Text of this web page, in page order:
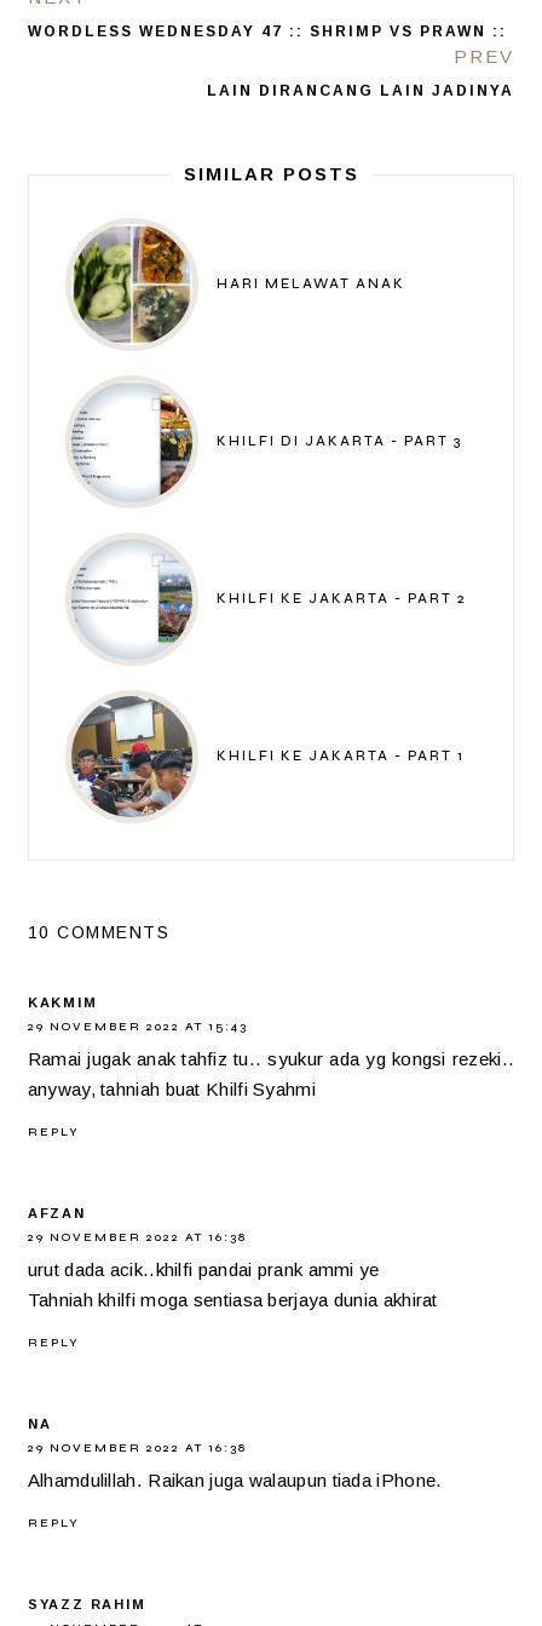
WORDLESS WEDNESDAY 47 :: SHRIMP VS PRAWN ::
PREV
LAIN DIRANCANG LAIN JADINYA
SIMILAR POSTS
HARI MELAWAT ANAK
KHILFI DI JAKARTA - PART 3
KHILFI KE JAKARTA - PART 2
KHILFI KE JAKARTA - PART 1
10 COMMENTS
KAKMIM
29 NOVEMBER 2022 AT 15:43
Ramai jugak anak tahfiz tu.. syukur ada yg kongsi rezeki..
anyway, tahniah buat Khilfi Syahmi
REPLY
AFZAN
29 NOVEMBER 2022 AT 16:38
urut dada acik..khilfi pandai prank ammi ye
Tahniah khilfi moga sentiasa berjaya dunia akhirat
REPLY
NA
29 NOVEMBER 2022 AT 16:38
Alhamdulillah. Raikan juga walaupun tiada iPhone.
REPLY
SYAZZ RAHIM